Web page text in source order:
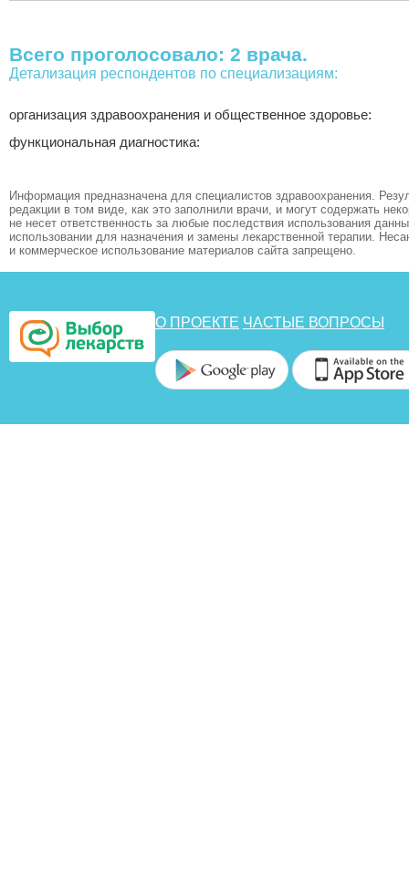
Всего проголосовало: 2 врача.
Детализация респондентов по специализациям:
организация здравоохранения и общественное здоровье:
функциональная диагностика:
Информация предназначена для специалистов здравоохранения.
редакции в том виде, как это заполнили врачи, и могут содержать
не несет ответственность за любые последствия использования
использовании для назначения и замены лекарственной терапии.
и коммерческое использование материалов сайта запрещено.
О ПРОЕКТЕ ЧАСТЫЕ ВОПРОСЫ